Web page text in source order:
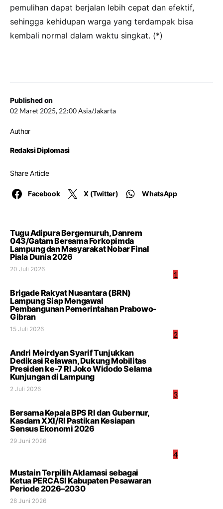
Published on
02 Maret 2025, 22:00 Asia/Jakarta
Author
Redaksi Diplomasi
Share Article
Facebook X (Twitter) WhatsApp
pemulihan dapat berjalan lebih cepat dan efektif,
sehingga kehidupan warga yang terdampak bisa
kembali normal dalam waktu singkat. (*)
1
Tugu Adipura Bergemuruh, Danrem
043/Gatam Bersama Forkopimda
Lampung dan Masyarakat Nobar Final
Piala Dunia 2026
20 Juli 2026
2
Brigade Rakyat Nusantara (BRN)
Lampung Siap Mengawal
Pembangunan Pemerintahan Prabowo-
Gibran
15 Juli 2026
3
Andri Meirdyan Syarif Tunjukkan
Dedikasi Relawan, Dukung Mobilitas
Presiden ke-7 RI Joko Widodo Selama
Kunjungan di Lampung
2 Juli 2026
4
Bersama Kepala BPS RI dan Gubernur,
Kasdam XXI/RI Pastikan Kesiapan
Sensus Ekonomi 2026
29 Juni 2026
Mustain Terpilih Aklamasi sebagai
Ketua PERCASI Kabupaten Pesawaran
Periode 2026–2030
28 Juni 2026